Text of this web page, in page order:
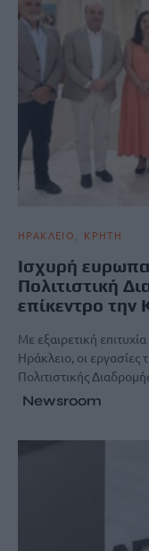
ΗΡΑΚΛΕΙΟ ΚΡΗΤΗ
Ισχυρή
Πολιτιστική
επίκεντρο την
Με εξαιρετική
Ηράκλειο, οι εργασίες
Πολιτιστικής
Newsroom